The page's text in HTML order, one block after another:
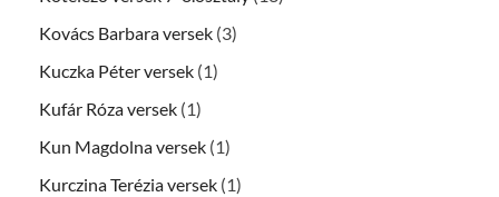
Kovács Barbara versek (3)
Kuczka Péter versek (1)
Kufár Róza versek (1)
Kun Magdolna versek (1)
Kurczina Terézia versek (1)